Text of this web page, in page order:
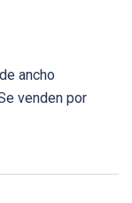
ancho
venden por